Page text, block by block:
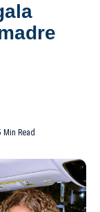
Min Read